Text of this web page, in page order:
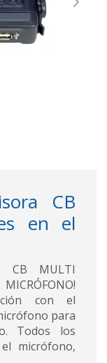
Next
CB
en el
CB MULTI
con el
para
Todos los
micrófono,